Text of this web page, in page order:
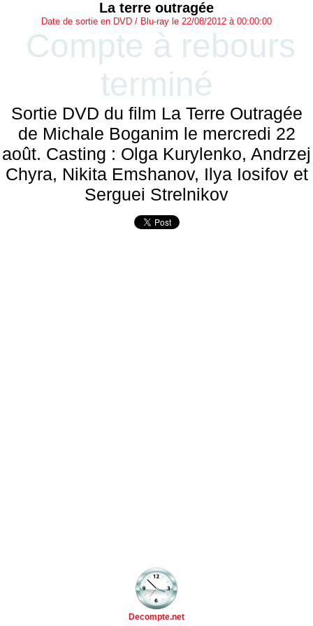
La terre outragée
Date de sortie en DVD / Blu-ray le 22/08/2012 à 00:00:00
Compte à rebours
terminé
Sortie DVD du film La Terre Outragée
de Michale Boganim le mercredi 22
août. Casting : Olga Kurylenko, Andrzej
Chyra, Nikita Emshanov, Ilya Iosifov et
Serguei Strelnikov
Decompte.net